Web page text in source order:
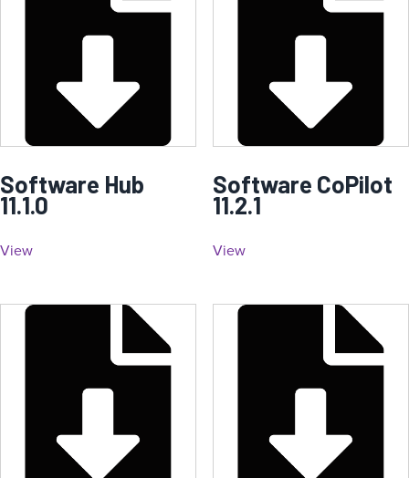
Software Hub
11.1.0
View
Software CoPilot
11.2.1
View